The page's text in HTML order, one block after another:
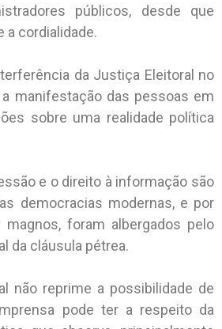
públicos, desde que
a cordialidade.
da Justiça Eleitoral no
manifestação das pessoas em
sobre uma realidade política
e o direito à informação são
democracias modernas, e por
foram albergados pelo
da cláusula pétrea.
não reprime a possibilidade de
pode ter a respeito da